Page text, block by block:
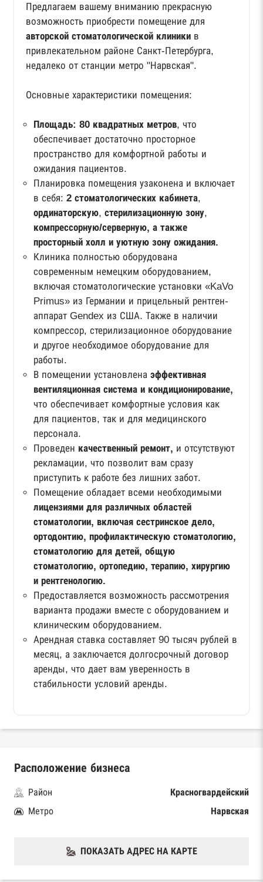
Предлагаем вашему вниманию прекрасную
возможность приобрести помещение для
авторской стоматологической клиники в
привлекательном районе Санкт-Петербурга,
недалеко от станции метро "Нарвская".
Основные характеристики помещения:
Площадь: 80 квадратных метров, что
обеспечивает достаточно просторное
пространство для комфортной работы и
ожидания пациентов.
Планировка помещения узаконена и включает
в себя: 2 стоматологических кабинета,
ординаторскую, стерилизационную зону,
компрессорную/серверную, а также
просторный холл и уютную зону ожидания.
Клиника полностью оборудована
современным немецким оборудованием,
включая стоматологические установки «KaVo
Primus» из Германии и прицельный рентген-
аппарат Gendex из США. Также в наличии
компрессор, стерилизационное оборудование
и другое необходимое оборудование для
работы.
В помещении установлена эффективная
вентиляционная система и кондиционирование,
что обеспечивает комфортные условия как
для пациентов, так и для медицинского
персонала.
Проведен качественный ремонт, и отсутствуют
рекламации, что позволит вам сразу
приступить к работе без лишних забот.
Помещение обладает всеми необходимыми
лицензиями для различных областей
стоматологии, включая сестринское дело,
ортодонтию, профилактическую стоматологию,
стоматологию для детей, общую
стоматологию, ортопедию, терапию, хирургию
и рентгенологию.
Предоставляется возможность рассмотрения
варианта продажи вместе с оборудованием и
клиническим оборудованием.
Арендная ставка составляет 90 тысяч рублей в
месяц, а заключается долгосрочный договор
аренды, что дает вам уверенность в
стабильности условий аренды.
Расположение бизнеса
Район
Красногвардейский
Метро
Нарвская
ПОКАЗАТЬ АДРЕС НА КАРТЕ